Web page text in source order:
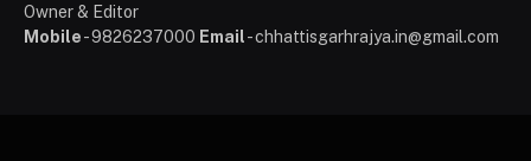
Owner & Editor
Mobile- 9826237000 Email- chhattisgarhrajya.in@gmail.com